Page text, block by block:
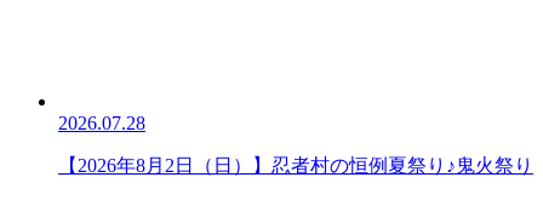
2026.07.28
【2026年8月2日（日）】忍者村の恒例夏祭り♪鬼火祭り